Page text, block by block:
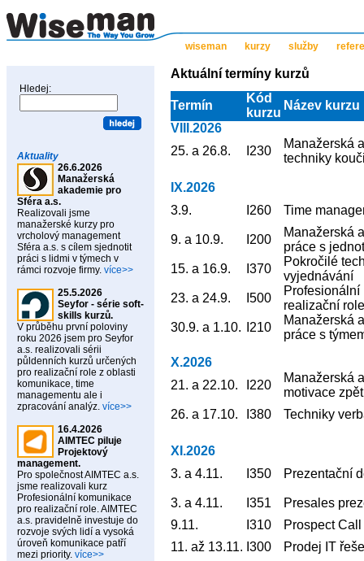
wiseman kurzy služby
Hledej:
Aktuality
26.6.2026
Manažerská
akademie pro
Sféra a.s.
Realizovali jsme
manažerské kurzy pro
vrcholový management
Sféra a.s. s cílem sjednotit
práci s lidmi v týmech v
rámci rozvoje firmy. více>>
25.5.2026
Seyfor - série soft-
skills kurzů.
V průběhu první poloviny
roku 2026 jsem pro Seyfor
a.s. realizovali sérii
půldenních kurzů určených
pro realizační role z oblasti
komunikace, time
managementu ale i
zpracování analýz. více>>
16.4.2026
AIMTEC piluje
Projektový
management.
Pro společnost AIMTEC a.s.
jsme realizovali kurz
Profesionální komunikace
pro realizační role. AIMTEC
a.s. pravidelně investuje do
rozvoje svých lidí a vysoká
úroveň komunikace patří
mezi priority. více>>
Aktuální termíny kurzů
Termín
Kód
kurzu
Název kurzu
VIII.2026
25. a 26.8.
I230
Manažerská
techniky
IX.2026
3.9.
I260 Time
9. a 10.9. I200
Manažerská
práce s
15. a 16.9.
I370
Pokročilé
vyjednávání
23. a 24.9.
I500
Profesionální
realizační
30.9. a 1.10.
I210
Manažerská
práce s
X.2026
21. a 22.10.
I220
Manažerská
motivace
26. a 17.10.
I380 Techniky
XI.2026
3. a 4.11.
I350 Prezentační
3. a 4.11. I351
Presales
9.11.
I310
Prospect Call
11. až 13.11. I300 Prodej IT